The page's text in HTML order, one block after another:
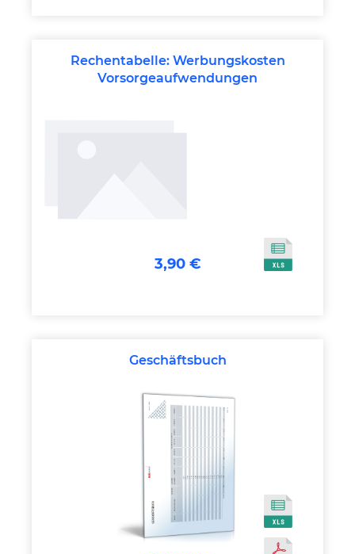
Rechentabelle: Werbungskosten
Vorsorgeaufwendungen
3,90 €
Geschäftsbuch